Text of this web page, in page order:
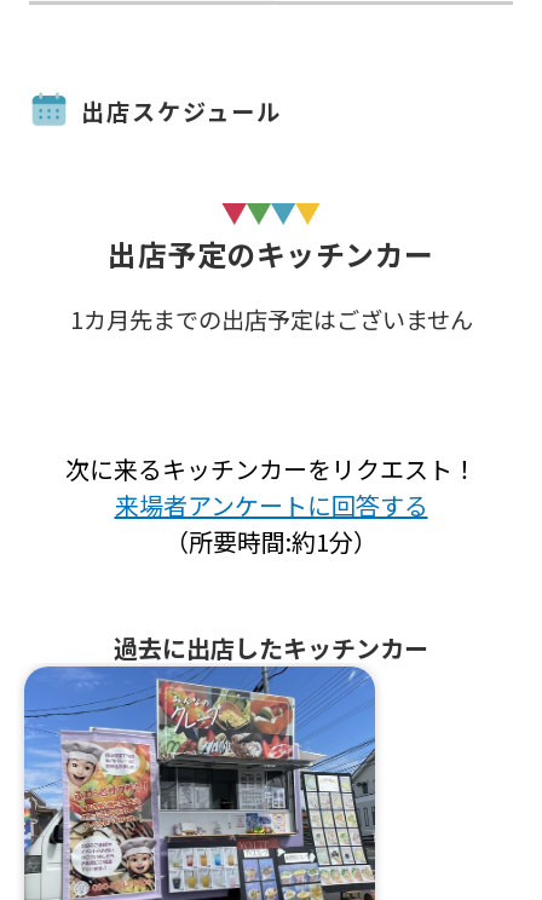
出店スケジュール
出店予定のキッチンカー
1カ月先までの出店予定はございません
次に来るキッチンカーをリクエスト！
来場者アンケートに回答する
（所要時間:約1分）
過去に出店したキッチンカー